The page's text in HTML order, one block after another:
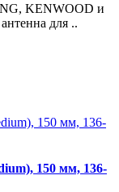
KENWOOD и
для ..
150 мм, 136-